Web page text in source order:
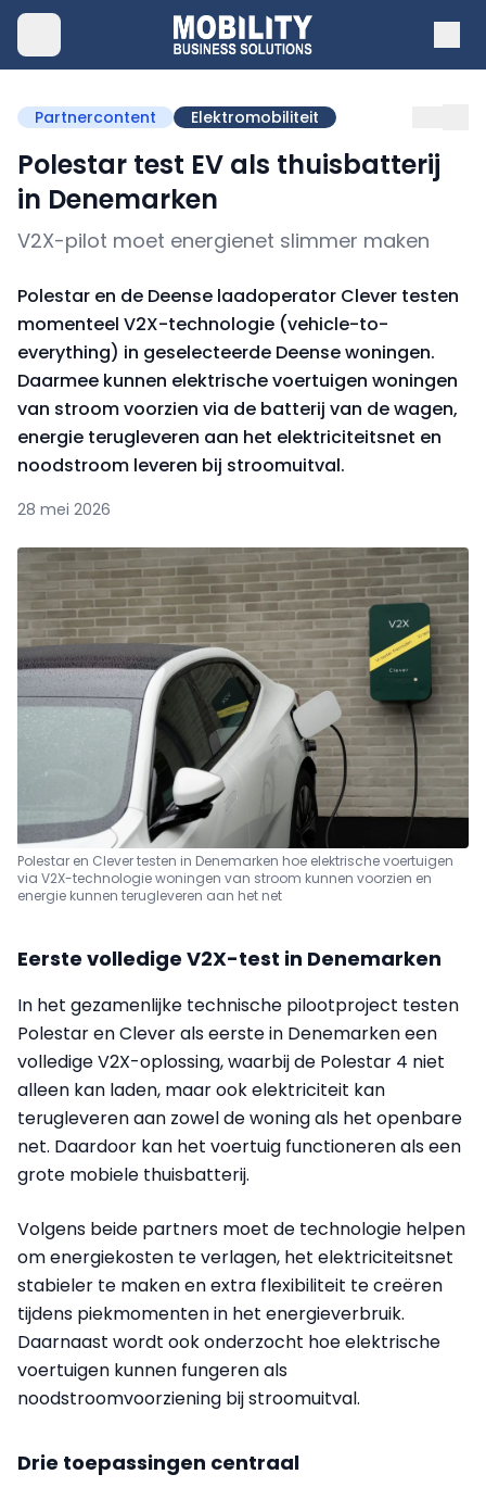
Partnercontent Elektromobiliteit
Polestar test EV als thuisbatterij
in Denemarken
V2X-pilot moet energienet slimmer maken
Polestar en de Deense laadoperator Clever testen
momenteel V2X-technologie (vehicle-to-
everything) in geselecteerde Deense woningen.
Daarmee kunnen elektrische voertuigen woningen
van stroom voorzien via de batterij van de wagen,
energie terugleveren aan het elektriciteitsnet en
noodstroom leveren bij stroomuitval.
28 mei 2026
Polestar en Clever testen in Denemarken hoe elektrische voertuigen
via V2X-technologie woningen van stroom kunnen voorzien en
energie kunnen terugleveren aan het net
Eerste volledige V2X-test in Denemarken
In het gezamenlijke technische pilootproject testen
Polestar en Clever als eerste in Denemarken een
volledige V2X-oplossing, waarbij de Polestar 4 niet
alleen kan laden, maar ook elektriciteit kan
terugleveren aan zowel de woning als het openbare
net. Daardoor kan het voertuig functioneren als een
grote mobiele thuisbatterij.
Volgens beide partners moet de technologie helpen
om energiekosten te verlagen, het elektriciteitsnet
stabieler te maken en extra flexibiliteit te creëren
tijdens piekmomenten in het energieverbruik.
Daarnaast wordt ook onderzocht hoe elektrische
voertuigen kunnen fungeren als
noodstroomvoorziening bij stroomuitval.
Drie toepassingen centraal